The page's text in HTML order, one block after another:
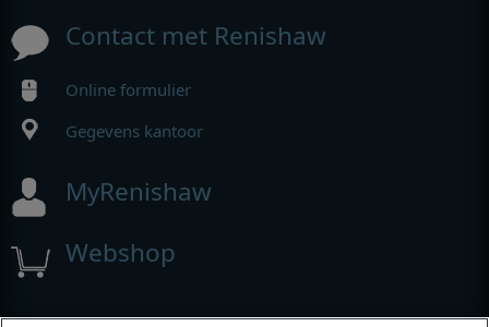
Contact met Renishaw
Online formulier
Gegevens kantoor
MyRenishaw
Webshop